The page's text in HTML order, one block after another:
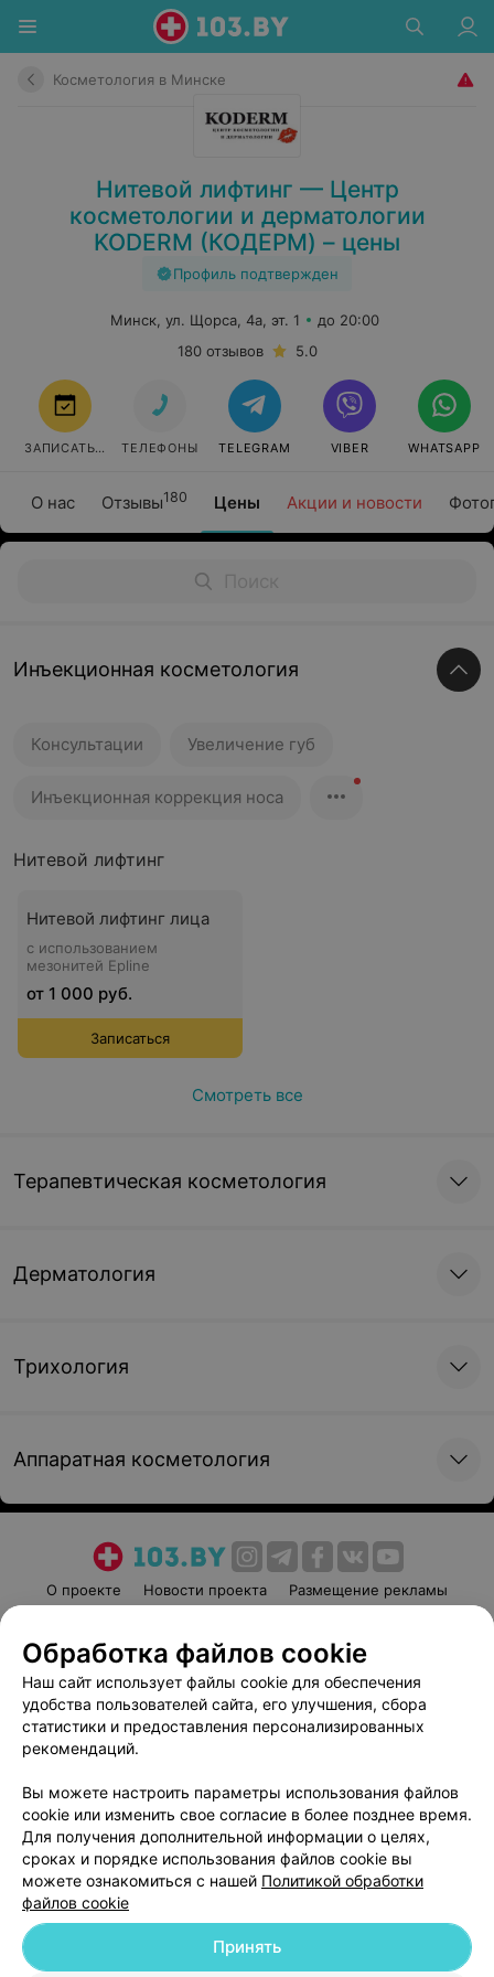
Косметология в Минске
Нитевой лифтинг — Центр
косметологии и дерматологии
KODERM (КОДЕРМ) – цены
Профиль подтвержден
О нас Отзывы180 Цены Акции и новости
Минск, ул. Щорса, 4а, эт. 1
до 20:00
180 отзывов
5.0
ЗАПИСАТЬСЯ ТЕЛЕФОНЫ TELEGRAM VIBER WHATSAPP
Инъекционная косметология
Консультации Увеличение губ
Инъекционная коррекция носа
Нитевой лифтинг
Нитевой лифтинг лица
с использованием
мезонитей Epline
от 1 000 руб.
Записаться
Смотреть все
Терапевтическая косметология
Дерматология
Трихология
Аппаратная косметология
О проекте Новости проекта
Размещение рекламы
Пользовательское соглашение
Способы оплаты
Вакансии
Партнеры
Написать руководителю 103.by
Обработка персональных данных
© 2026 ООО «Артокс Лаб», УНП 191700409
| 220012, Республика Беларусь,
Обработка файлов cookie
Наш сайт использует файлы cookie для обеспечения
удобства пользователей сайта, его улучшения, сбора
статистики и предоставления персонализированных
рекомендаций.
Вы можете настроить параметры использования файлов
cookie или изменить свое согласие в более позднее время.
Для получения дополнительной информации о целях,
сроках и порядке использования файлов cookie вы
можете ознакомиться с нашей Политикой обработки
файлов cookie
Принять